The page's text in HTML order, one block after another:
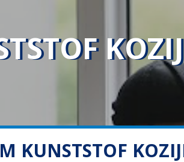
KUNSTSTOF